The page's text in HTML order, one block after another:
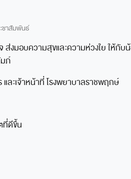
ชาสัมพันธ์
งมอบความสุขและความห่วงใย ให้กับ
ภ์
ละเจ้าหน้าที่ โรงพยาบาลราชพฤกษ์
ที่ดีขึ้น